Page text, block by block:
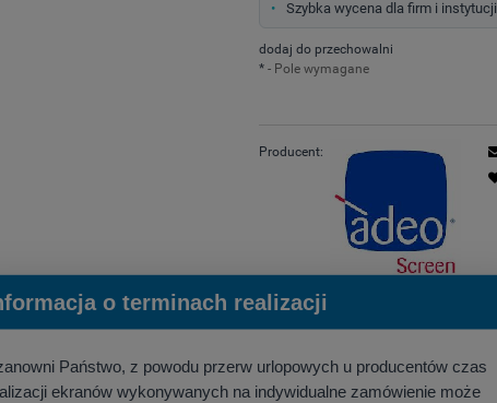
Szybka wycena dla firm i instytucji
dodaj do przechowalni
*- Pole wymagane
Producent:
o terminach realizacji
Państwo, z powodu przerw urlopowych u producentów czas
ekranów wykonywanych na indywidualne zamówienie może